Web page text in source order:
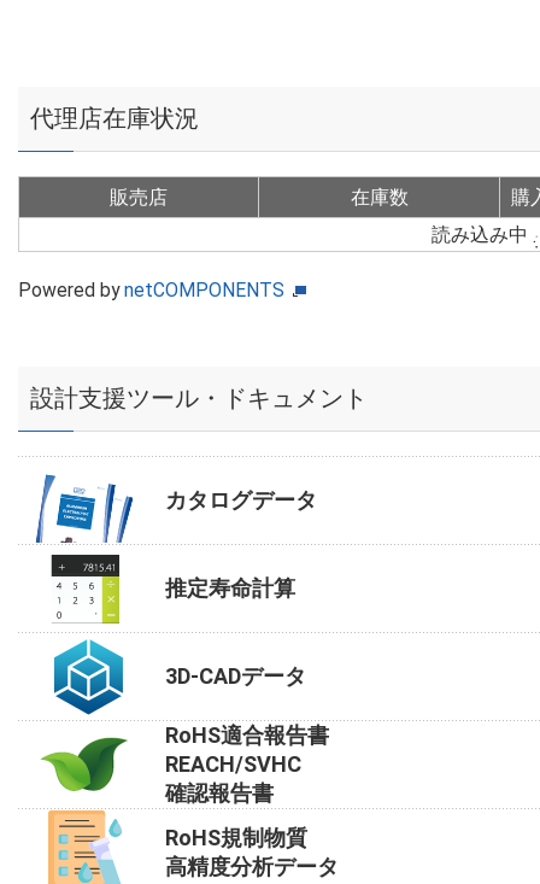
代理店在庫状況
販売店 在庫数
購
読み込み中
Powered bynetCOMPONENTS
設計支援ツール・ドキュメント
カタログデータ
推定寿命計算
3D-CADデータ
RoHS適合報告書
REACH/SVHC
確認報告書
RoHS規制物質
高精度分析データ